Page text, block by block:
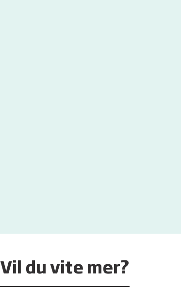
Vil du vite mer?